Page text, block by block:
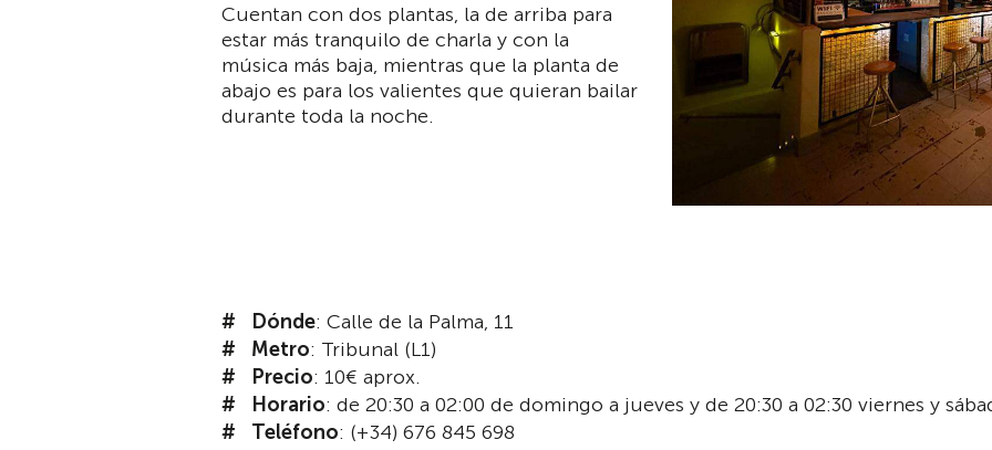
Cuentan con dos plantas, la de arriba para
estar más tranquilo de charla y con la
música más baja, mientras que la planta de
abajo es para los valientes que quieran bailar
durante toda la noche.
Dónde: Calle de la Palma, 11
Metro: Tribunal (L1)
Precio: 10€ aprox.
Horario: de 20:30 a 02:00 de domingo a jueves y de 20:30 a 02:30 viernes y
Teléfono: (+34) 676 845 698